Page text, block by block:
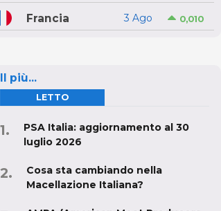
Francia 3 Ago 0,010
Il più...
LETTO
PSA Italia: aggiornamento al 30
luglio 2026
Cosa sta cambiando nella
Macellazione Italiana?